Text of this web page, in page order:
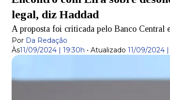
legal, diz Haddad
A proposta foi criticada pelo Banco Central
Por Da Redação
Às11/09/2024 | 19:30h • Atualizado 11/09/2024 |